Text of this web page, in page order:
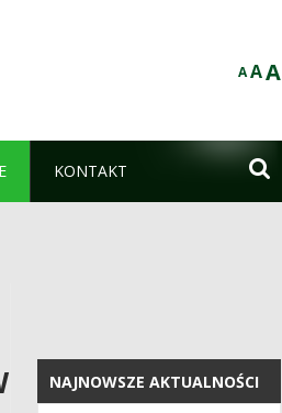
AAA
KONTAKT 
NAJNOWSZE AKTUALNOŚCI
NAJNOWSZE AKTUALNOŚCI